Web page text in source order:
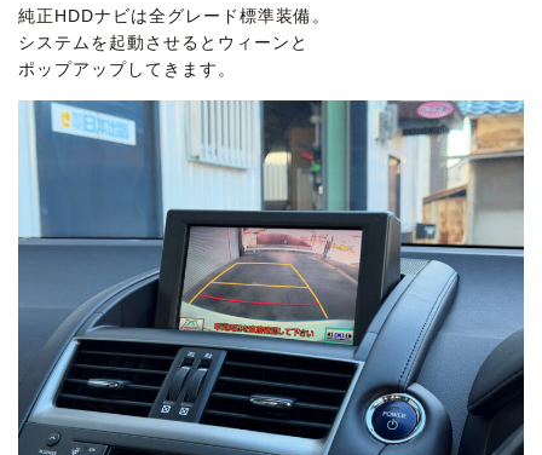
純正HDDナビは全グレード標準装備。
システムを起動させるとウィーンと
ポップアップしてきます。